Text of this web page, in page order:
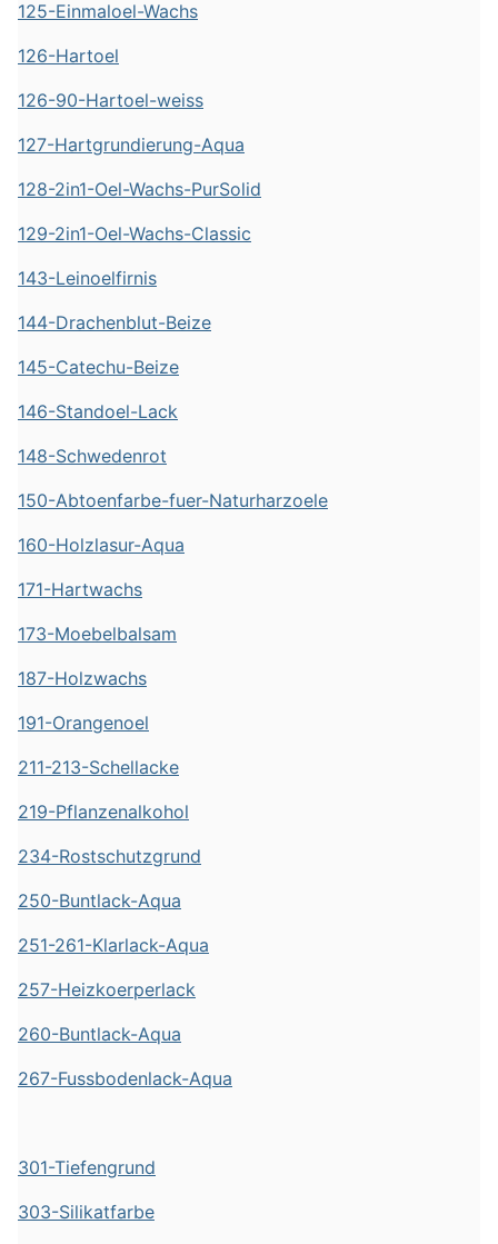
125-Einmaloel-Wachs
126-Hartoel
126-90-Hartoel-weiss
127-Hartgrundierung-Aqua
128-2in1-Oel-Wachs-PurSolid
129-2in1-Oel-Wachs-Classic
143-Leinoelfirnis
144-Drachenblut-Beize
145-Catechu-Beize
146-Standoel-Lack
148-Schwedenrot
150-Abtoenfarbe-fuer-Naturharzoele
160-Holzlasur-Aqua
171-Hartwachs
173-Moebelbalsam
187-Holzwachs
191-Orangenoel
211-213-Schellacke
219-Pflanzenalkohol
234-Rostschutzgrund
250-Buntlack-Aqua
251-261-Klarlack-Aqua
257-Heizkoerperlack
260-Buntlack-Aqua
267-Fussbodenlack-Aqua
301-Tiefengrund
303-Silikatfarbe